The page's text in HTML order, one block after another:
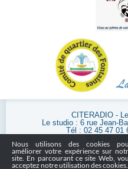
CITERADIO -
Le studio : 6 rue Jean-
Tél : 02 45 47 01
Powered byWordPress|
Nous utilisons des cookies
améliorer votre expérience sur
site. En parcourant ce site Web,
acceptez notre utilisation des cookies.